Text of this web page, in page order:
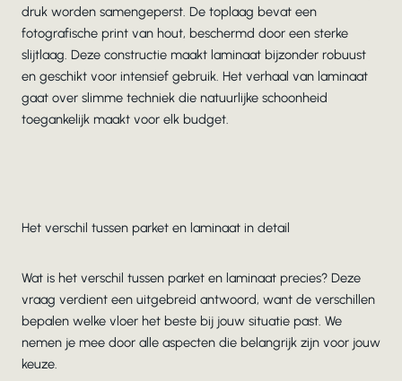
druk worden samengeperst. De toplaag bevat een
fotografische print van hout, beschermd door een sterke
slijtlaag. Deze constructie maakt laminaat bijzonder robuust
en geschikt voor intensief gebruik. Het verhaal van laminaat
gaat over slimme techniek die natuurlijke schoonheid
toegankelijk maakt voor elk budget.
Het verschil tussen parket en laminaat in detail
Wat is het verschil tussen parket en laminaat precies? Deze
vraag verdient een uitgebreid antwoord, want de verschillen
bepalen welke vloer het beste bij jouw situatie past. We
nemen je mee door alle aspecten die belangrijk zijn voor jouw
keuze.